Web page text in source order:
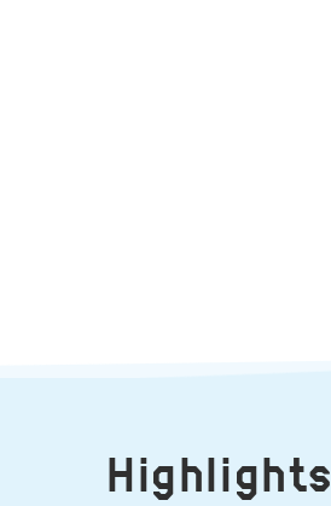
Highlights